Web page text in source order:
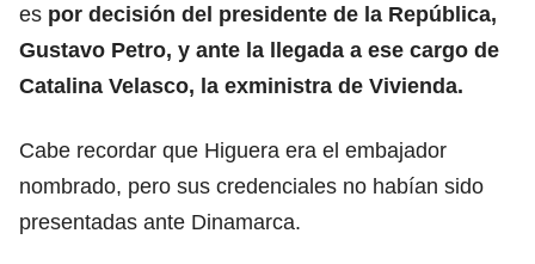
es por decisión del presidente de la República,
Gustavo Petro, y ante la llegada a ese cargo de
Catalina Velasco, la exministra de Vivienda.
Cabe recordar que Higuera era el embajador
nombrado, pero sus credenciales no habían sido
presentadas ante Dinamarca.